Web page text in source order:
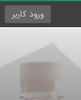
ورود کاربر